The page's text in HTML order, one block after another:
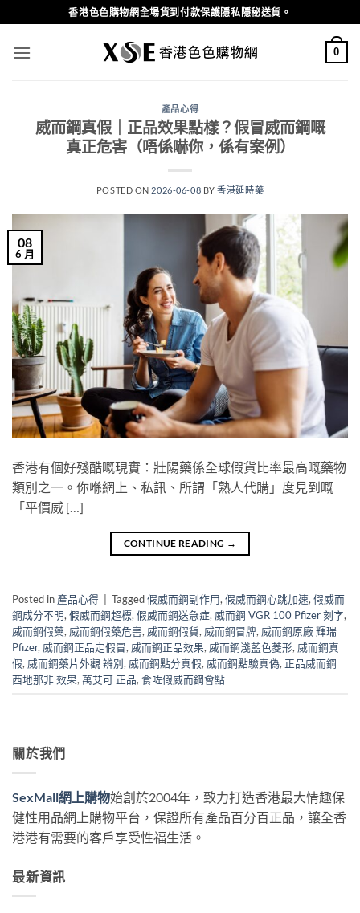
to
content
香港色色購物網全場貨到付款保護隱私隱秘送貨。
0
產品心得
威而鋼真假｜正品效果點樣？假冒威而鋼嘅
真正危害（唔係嚇你，係有案例）
POSTED ON 2026-06-08 BY香港延時藥
08
6 月
香港有個好殘酷嘅現實：壯陽藥係全球假貨比率最高嘅藥物
類別之一。你喺網上、私訊、所謂「熟人代購」度見到嘅
「平價威 […]
CONTINUE READING →
Posted in 產品心得 Tagged假威而鋼副作用, 假威而鋼心跳加速, 假威而
鋼成分不明, 假威而鋼超標, 假威而鋼送急症, 威而鋼 VGR 100 Pfizer 刻字,
威而鋼假藥, 威而鋼假藥危害, 威而鋼假貨, 威而鋼冒牌, 威而鋼原廠 輝瑞
Pfizer, 威而鋼正品定假冒, 威而鋼正品效果, 威而鋼淺藍色菱形, 威而鋼真
假, 威而鋼藥片外觀 辨別, 威而鋼點分真假, 威而鋼點驗真偽, 正品威而鋼
西地那非 效果, 萬艾可 正品, 食咗假威而鋼會點
關於我們
SexMall網上購物始創於2004年，致力打造香港最大情趣保
健性用品網上購物平台，保證所有產品百分百正品，讓全香
港港有需要的客戶享受性福生活。
最新資訊